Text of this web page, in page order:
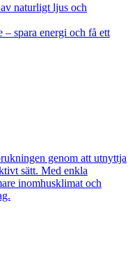
naturligt ljus och
spara energi och få ett
genom att utnyttja
sätt. Med enkla
inomhusklimat och